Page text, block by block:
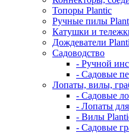
Топоры Plantic
Ручные пилы
Катушки и
Дождеватели
Садоводство
- Ручной
- Садовые
Лопаты, вилы,
- Садовые
- Лопаты
- Вилы
- Садовые